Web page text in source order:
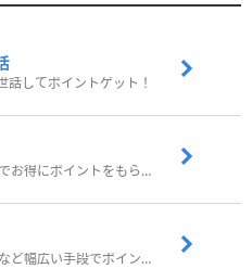
話してポイントゲット！
歩いてポイ活！日常生活でお得にポイントをもらおう
歩いたりアンケート回答など幅広い手段でポイントをゲット